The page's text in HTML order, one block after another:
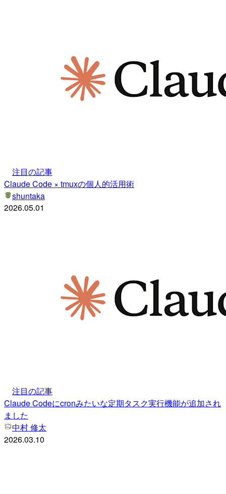
注目の記事
Claude Code × tmuxの個人的活用術
shuntaka
2026.05.01
注目の記事
Claude Codeにcronみたいな定期タスク実行機能が追加され
ました
中村 修太
2026.03.10